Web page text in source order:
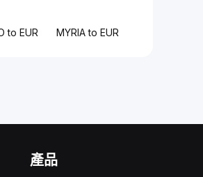
to EUR MYRIA to EUR
產品